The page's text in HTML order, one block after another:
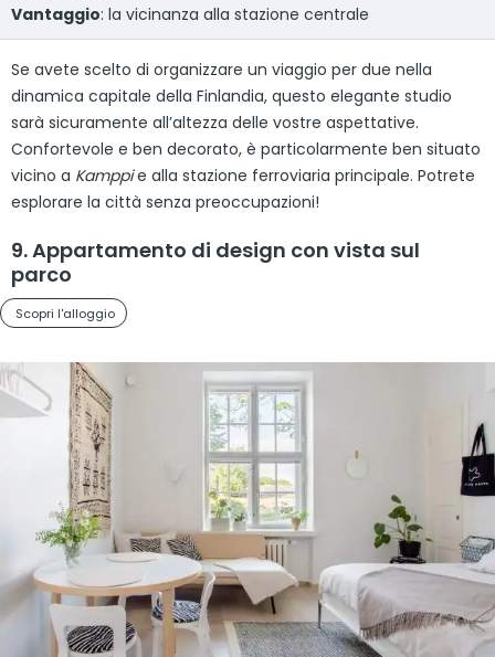
Vantaggio: la vicinanza alla stazione centrale
Se avete scelto di organizzare un viaggio per due nella
dinamica capitale della Finlandia, questo elegante studio
sarà sicuramente all’altezza delle vostre aspettative.
Confortevole e ben decorato, è particolarmente ben situato
vicino a Kamppie alla stazione ferroviaria principale. Potrete
esplorare la città senza preoccupazioni!
9. Appartamento di design con vista sul
parco
Scopri l'alloggio